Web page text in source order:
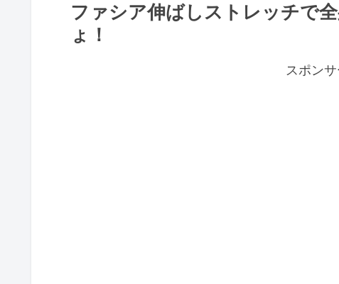
ファシア伸ばしストレッチで
ょ！
スポン